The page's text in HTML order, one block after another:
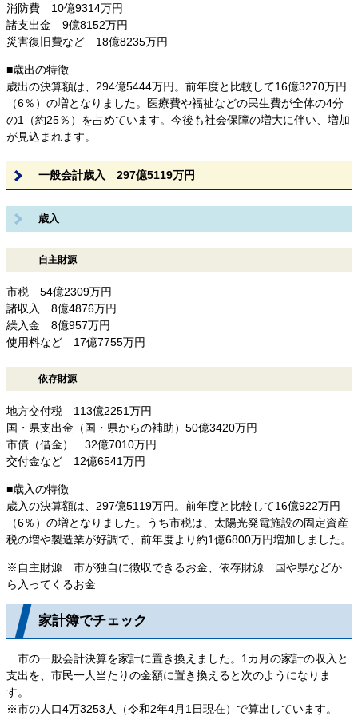
消防費 10億9314万円
諸支出金 9億8152万円
災害復旧費など 18億8235万円
■歳出の特徴
歳出の決算額は、294億5444万円。前年度と比較して16億3270万円
（6％）の増となりました。医療費や福祉などの民生費が全体の4分
の1（約25％）を占めています。今後も社会保障の増大に伴い、増加
が見込まれます。
一般会計歳入 297億5119万円
歳入
自主財源
市税 54億2309万円
諸収入 8億4876万円
繰入金 8億957万円
使用料など 17億7755万円
依存財源
地方交付税 113億2251万円
国・県支出金（国・県からの補助）50億3420万円
市債（借金） 32億7010万円
交付金など 12億6541万円
■歳入の特徴
歳入の決算額は、297億5119万円。前年度と比較して16億922万円
（6％）の増となりました。うち市税は、太陽光発電施設の固定資産
税の増や製造業が好調で、前年度より約1億6800万円増加しました。
※自主財源…市が独自に徴収できるお金、依存財源…国や県などか
ら入ってくるお金
家計簿でチェック
市の一般会計決算を家計に置き換えました。1カ月の家計の収入と
支出を、市民一人当たりの金額に置き換えると次のようになりま
す。
※市の人口4万3253人（令和2年4月1日現在）で算出しています。